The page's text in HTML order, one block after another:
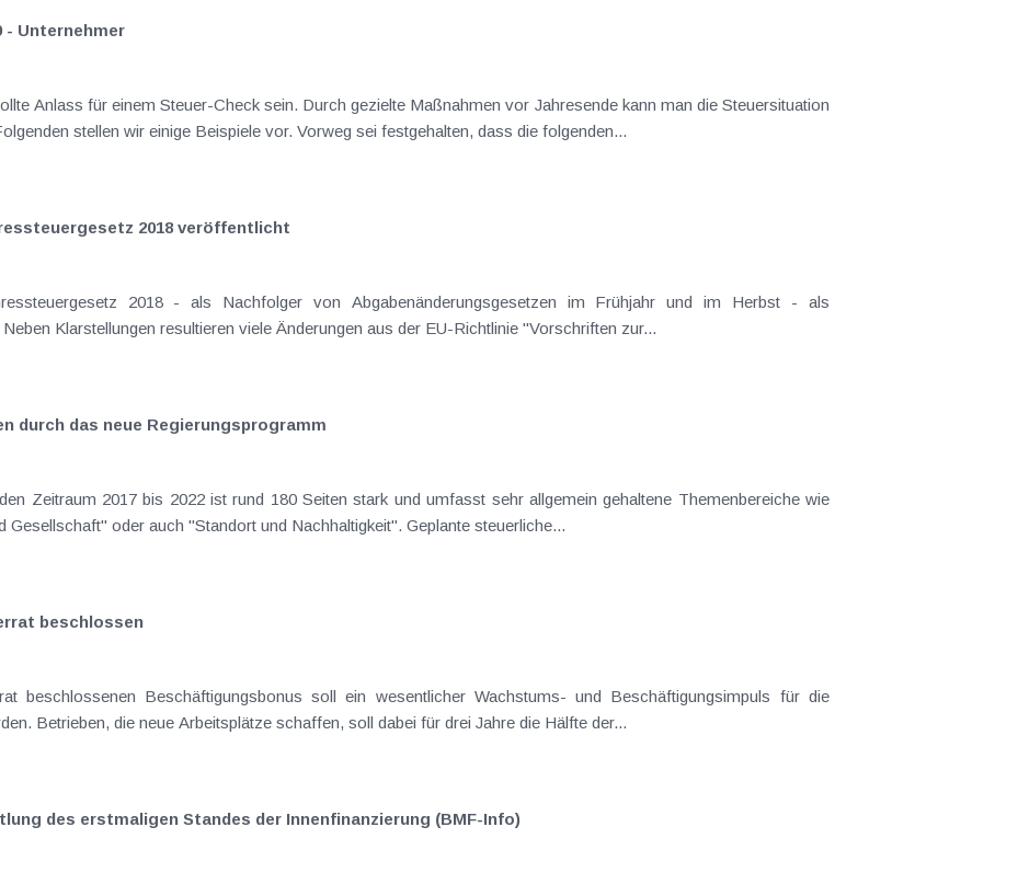
- Unternehmer
vor Jahresende kann man die Steuersituation
stellen wir einige Beispiele vor. Vorweg sei festgehalten, dass die folgenden...
2018 veröffentlicht
Begutachtungsentwurf veröffentlicht. Neben Klarstellungen resultieren viele Änderungen aus der EU-Richtlinie "Vorschriften zur...
durch das neue Regierungsprogramm
gehaltene Themenbereiche wie
z.B. "Staat und Europa", "Zukunft und Gesellschaft" oder auch "Standort und Nachhaltigkeit". Geplante steuerliche...
beschlossen
und Beschäftigungsimpuls für die
heimische Wirtschaft geschaffen werden. Betrieben, die neue Arbeitsplätze schaffen, soll dabei für drei Jahre die Hälfte der...
des erstmaligen Standes der Innenfinanzierung (BMF-Info)